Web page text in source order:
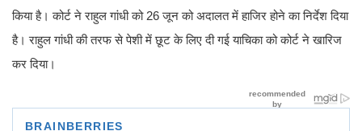
किया है। कोर्ट ने राहुल गांधी को 26 जून को अदालत में हाजिर होने का निर्देश दिया
है। राहुल गांधी की तरफ से पेशी में छूट के लिए दी गई याचिका को कोर्ट ने खारिज
कर दिया।